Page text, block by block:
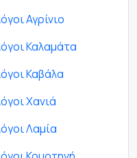
Αγρίνιο
Καλαμάτα
Καβάλα
Χανιά
Λαμία